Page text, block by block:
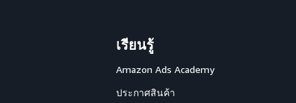
เรียนรู้
Amazon Ads Academy
ประกาศสินค้า